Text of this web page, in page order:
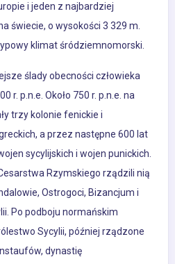
i jeden z najbardziej
świecie, o wysokości 3 329 m.
klimat śródziemnomorski.
ślady obecności człowieka
r. p.n.e. Około 750 r. p.n.e. na
trzy kolonie fenickie i
a przez następne 600 lat
sycylijskich i wojen punickich.
Rzymskiego rządzili nią
Ostrogoci, Bizancjum i
Po podboju normańskim
Sycylii, później rządzone
dynastię